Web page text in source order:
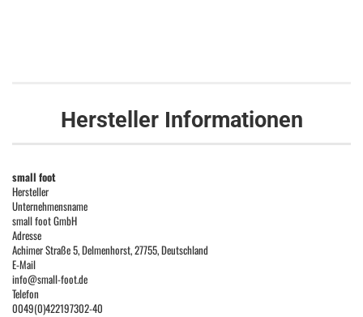
Hersteller Informationen
small foot
Hersteller
Unternehmensname
small foot GmbH
Adresse
Achimer Straße 5, Delmenhorst, 27755, Deutschland
E-Mail
info@small-foot.de
Telefon
0049(0)422197302-40